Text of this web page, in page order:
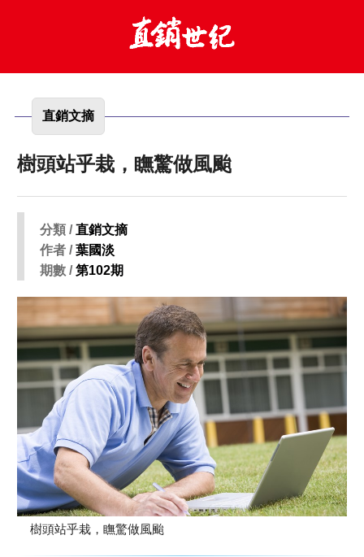
直銷文摘
樹頭站乎栽，瞴驚做風颱
分類 /直銷文摘
作者 /葉國淡
期數 /第102期
樹頭站乎栽，瞴驚做風颱